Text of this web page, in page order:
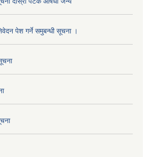
पेश गर्ने समुबन्धी सूचना ।